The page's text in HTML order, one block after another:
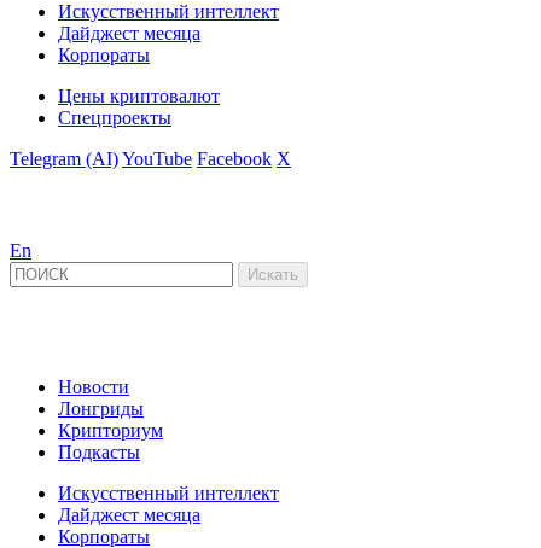
Искусственный интеллект
Дайджест месяца
Корпораты
Цены криптовалют
Спецпроекты
Telegram (AI)YouTube Facebook X
En
Новости
Лонгриды
Крипториум
Подкасты
Искусственный интеллект
Дайджест месяца
Корпораты